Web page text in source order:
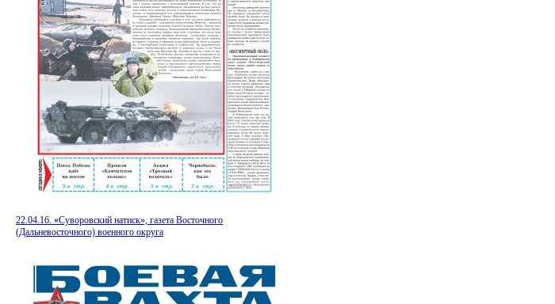
22.04.16. «Суворовский натиск», газета Восточного
(Дальневосточного) военного округа